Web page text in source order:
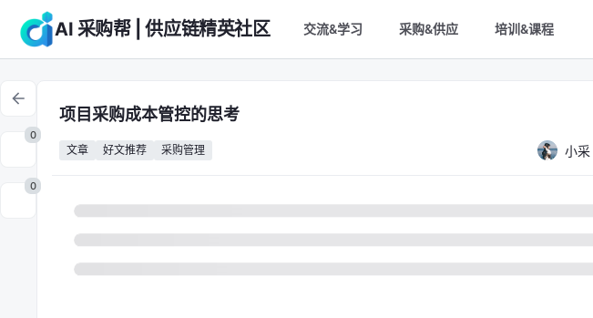
AI 采购帮 | 供应链精英社区 交流&学习 采购&供应 培训&课程
0
0
项目采购成本管控的思考
文章 好文推荐 采购管理 小采